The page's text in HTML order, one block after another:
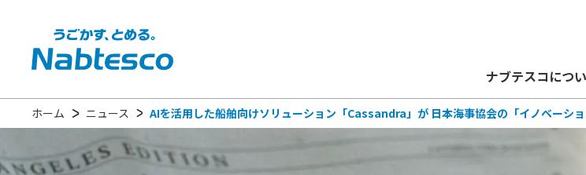
ナブテスコにつ
ホーム ニュース AIを活用した船舶向けソリューション「Cassandra」が 日本海事協会の「イノベーシ